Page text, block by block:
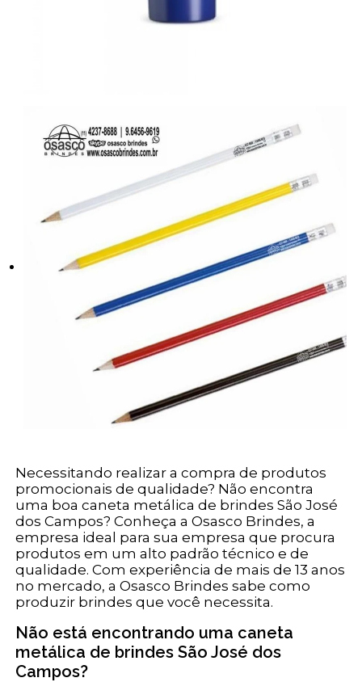
Necessitando realizar a compra de produtos
promocionais de qualidade? Não encontra
uma boa caneta metálica de brindes São José
dos Campos? Conheça a Osasco Brindes, a
empresa ideal para sua empresa que procura
produtos em um alto padrão técnico e de
qualidade. Com experiência de mais de 13 anos
no mercado, a Osasco Brindes sabe como
produzir brindes que você necessita.
Não está encontrando uma caneta
metálica de brindes São José dos
Campos?